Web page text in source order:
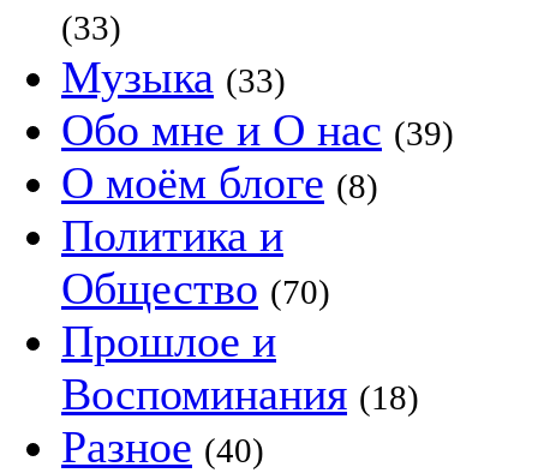
(33)
Музыка (33)
Обо мне и О нас (39)
О моём блоге (8)
Политика и
Общество (70)
Прошлое и
Воспоминания (18)
Разное (40)